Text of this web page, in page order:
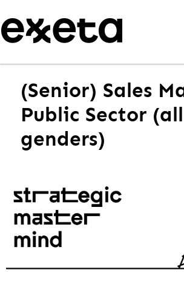
(Senior) Sales
Public Sector (all
genders)